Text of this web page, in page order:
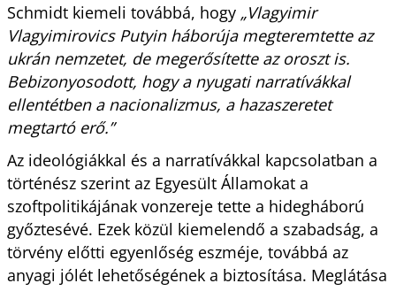
Schmidt kiemeli továbbá, hogy „Vlagyimir
Vlagyimirovics Putyin háborúja megteremtette az
ukrán nemzetet, de megerősítette az oroszt is.
Bebizonyosodott, hogy a nyugati narratívákkal
ellentétben a nacionalizmus, a hazaszeretet
megtartó erő.”
Az ideológiákkal és a narratívákkal kapcsolatban a
történész szerint az Egyesült Államokat a
szoftpolitikájának vonzereje tette a hidegháború
győztesévé. Ezek közül kiemelendő a szabadság, a
törvény előtti egyenlőség eszméje, továbbá az
anyagi jólét lehetőségének a biztosítása. Meglátása